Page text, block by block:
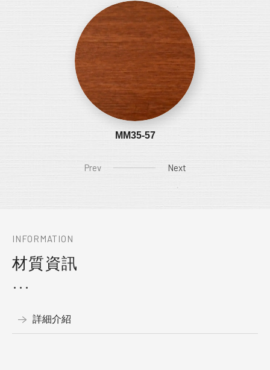
MM35-57
Prev Next
INFORMATION
材質資訊
詳細介紹